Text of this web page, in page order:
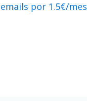
por 1.5€/mes